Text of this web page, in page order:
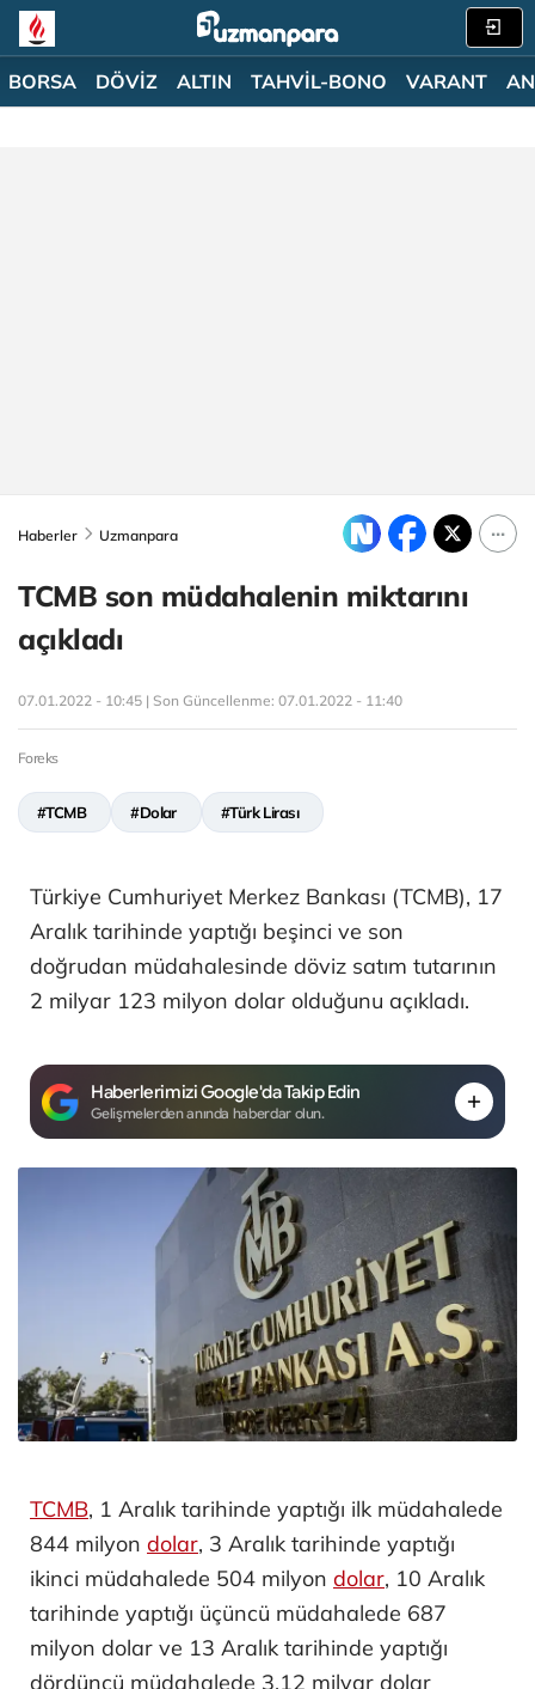
BORSA DÖVİZ ALTIN TAHVİL-BONO VARANT
Haberler Uzmanpara
TCMB son müdahalenin miktarını
açıkladı
07.01.2022 - 10:45 | Son Güncellenme: 07.01.2022 - 11:40
Foreks
#TCMB #Dolar #Türk Lirası
Türkiye Cumhuriyet Merkez Bankası (TCMB), 17
Aralık tarihinde yaptığı beşinci ve son
doğrudan müdahalesinde döviz satım tutarının
2 milyar 123 milyon dolar olduğunu açıkladı.
Haberlerimizi Google'da Takip Edin
Gelişmelerden anında haberdar olun.
TCMB, 1 Aralık tarihinde yaptığı ilk müdahalede
844 milyon dolar, 3 Aralık tarihinde yaptığı
ikinci müdahalede 504 milyon dolar, 10 Aralık
tarihinde yaptığı üçüncü müdahalede 687
milyon dolar ve 13 Aralık tarihinde yaptığı
dördüncü müdahalede 3,12 milyar dolar